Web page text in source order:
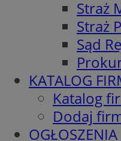
Straż
Straż
Sąd
KATALOG
Katalog
Dodaj
OGŁOSZENIA